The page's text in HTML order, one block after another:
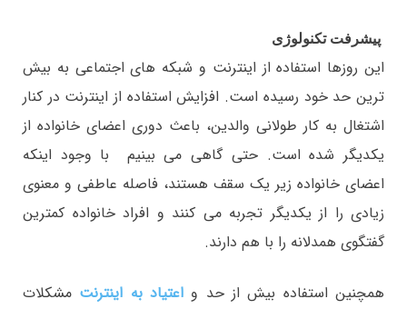
پیشرفت تکنولوژی
این روزها استفاده از اینترنت و شبکه های اجتماعی به بیش
ترین حد خود رسیده است. افزایش استفاده از اینترنت در کنار
اشتغال به کار طولانی والدین، باعث دوری اعضای خانواده از
یکدیگر شده است. حتی گاهی می بینیم با وجود اینکه
اعضای خانواده زیر یک سقف هستند، فاصله عاطفی و معنوی
زیادی را از یکدیگر تجربه می کنند و افراد خانواده کمترین
گفتگوی همدلانه را با هم دارند.
همچنین استفاده بیش از حد و اعتیاد به اینترنت مشکلات